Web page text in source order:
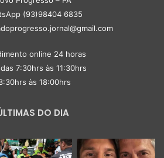
(93)98404 6835
online 24 horas
7:30hrs às 11:30hrs
às 18:00hrs
DO DIA